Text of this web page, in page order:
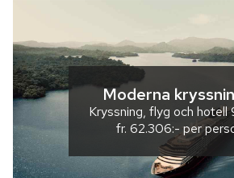
Moderna
Kryssning, flyg och hotell
fr. 62.306:- per